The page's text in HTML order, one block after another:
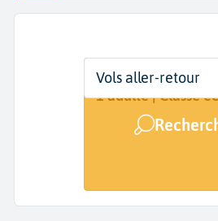
Départ
Nosy-Be (NOS)
Dates
Dates de votre
Voyageurs | Classe
1 adulte | Classe
Vols aller-retour